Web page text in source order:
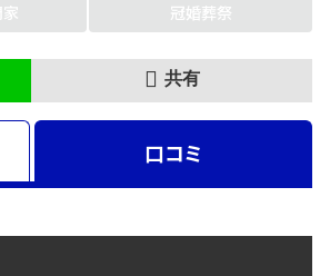
冠婚葬祭
共有
口コミ